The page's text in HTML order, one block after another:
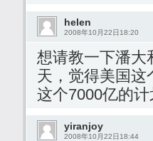
helen
2008年10月22日18:20
想请教一下潘大
天，觉得美国这
这个7000亿的
yiranjoy
2008年10月22日18:44